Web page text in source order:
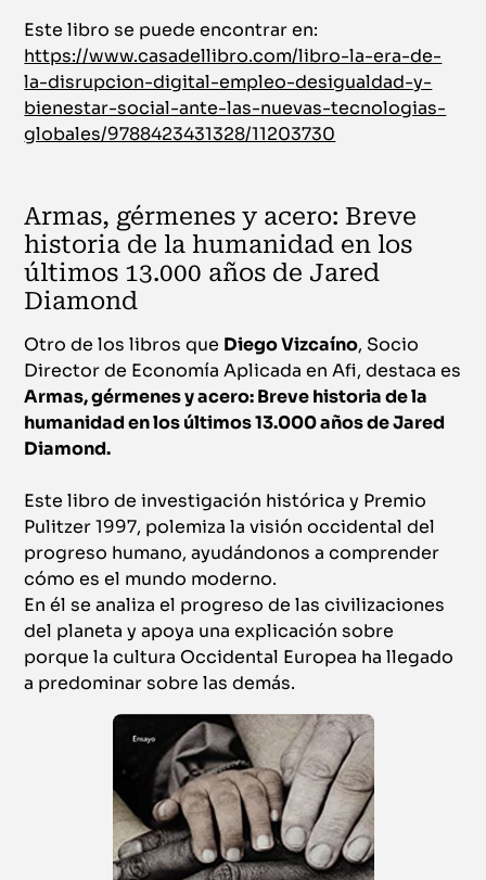
Este libro se puede encontrar en:
https://www.casadellibro.com/libro-la-era-de-
la-disrupcion-digital-empleo-desigualdad-y-
bienestar-social-ante-las-nuevas-tecnologias-
globales/9788423431328/11203730
Armas, gérmenes y acero: Breve
historia de la humanidad en los
últimos 13.000 años de Jared
Diamond
Otro de los libros que Diego Vizcaíno, Socio
Director de Economía Aplicada en Afi, destaca es
Armas, gérmenes y acero: Breve historia de la
humanidad en los últimos 13.000 años de Jared
Diamond.
Este libro de investigación histórica y Premio
Pulitzer 1997, polemiza la visión occidental del
progreso humano, ayudándonos a comprender
cómo es el mundo moderno.
En él se analiza el progreso de las civilizaciones
del planeta y apoya una explicación sobre
porque la cultura Occidental Europea ha llegado
a predominar sobre las demás.